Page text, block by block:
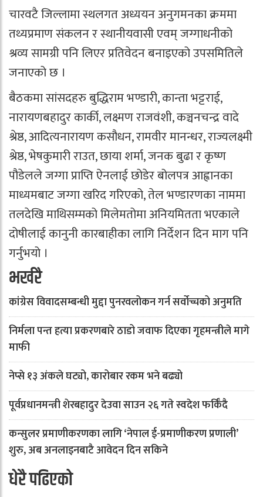
चारवटै जिल्लामा स्थलगत अध्ययन अनुगमनका क्रममा
तथ्यप्रमाण संकलन र स्थानीयवासी एवम् जग्गाधनीको
श्रव्य सामग्री पनि लिएर प्रतिवेदन बनाइएको उपसमितिले
जनाएको छ ।
बैठकमा सांसदहरु बुद्धिराम भण्डारी, कान्ता भट्टराई,
नारायणबहादुर कार्की, लक्ष्मण राजवंशी, कञ्चनचन्द्र वादे
श्रेष्ठ, आदित्यनारायण कसौधन, रामवीर मानन्धर, राज्यलक्ष्मी
श्रेष्ठ, भेषकुमारी राउत, छाया शर्मा, जनक बुढा र कृष्ण
पौडेलले जग्गा प्राप्ति ऐनलाई छोडेर बोलपत्र आह्वानका
माध्यमबाट जग्गा खरिद गरिएको, तेल भण्डारणका नाममा
तलदेखि माथिसम्मको मिलेमतोमा अनियमितता भएकाले
दोषीलाई कानुनी कारबाहीका लागि निर्देशन दिन माग पनि
गर्नुभयो ।
भर्खरै
कांग्रेस विवादसम्बन्धी मुद्दा पुनरवलोकन गर्न सर्वोच्चको अनुमति
निर्मला पन्त हत्या प्रकरणबारे ठाडो जवाफ दिएका गृहमन्त्रीले मागे
माफी
नेप्से १३ अंकले घट्यो, कारोबार रकम भने बढ्यो
पूर्वप्रधानमन्त्री शेरबहादुर देउवा साउन २६ गते स्वदेश फर्किँदै
कन्सुलर प्रमाणीकरणका लागि ‘नेपाल ई-प्रमाणीकरण प्रणाली’
शुरु, अब अनलाइनबाटै आवेदन दिन सकिने
धेरै पढिएको